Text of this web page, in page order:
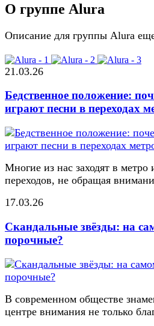
О группе Alura
Описание для группы Alura
21.03.26
Бедственное положение:
играют песни в переходах
Многие из нас заходят в
переходов, не обращая
17.03.26
Скандальные звёзды: на
порочные?
В современном обществе
центре внимания не только